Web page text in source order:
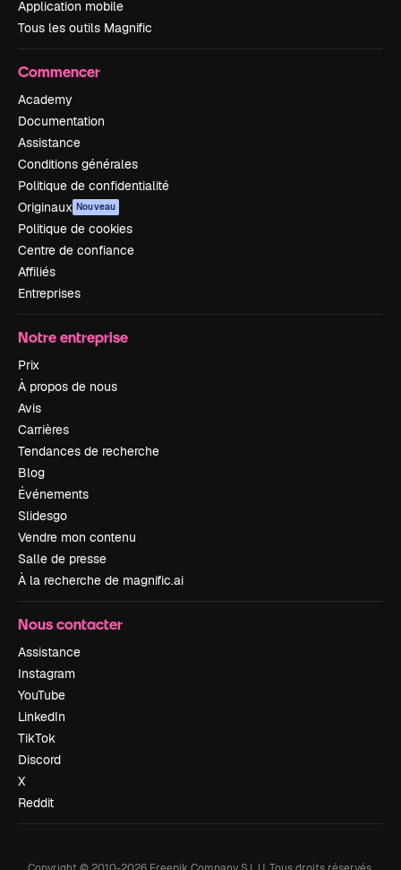
Application mobile
Tous les outils Magnific
Commencer
Academy
Documentation
Assistance
Conditions générales
Politique de confidentialité
Originaux Nouveau
Politique de cookies
Centre de confiance
Affiliés
Entreprises
Notre entreprise
Prix
À propos de nous
Avis
Carrières
Tendances de recherche
Blog
Événements
Slidesgo
Vendre mon contenu
Salle de presse
À la recherche de magnific.ai
Nous contacter
Assistance
Instagram
YouTube
LinkedIn
TikTok
Discord
X
Reddit